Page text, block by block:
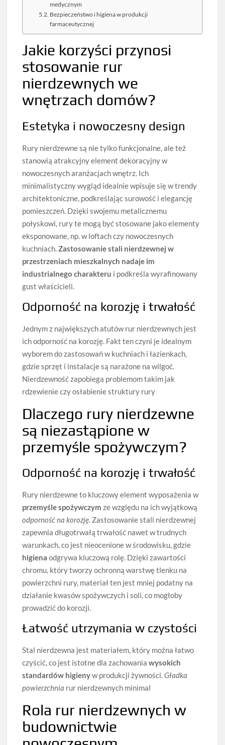
medycznym
Bezpieczeństwo i higiena w produkcji
farmaceutycznej
Jakie korzyści przynosi
stosowanie rur
nierdzewnych we
wnętrzach domów?
Estetyka i nowoczesny design
Rury nierdzewne są nie tylko funkcjonalne, ale też
stanowią atrakcyjny element dekoracyjny w
nowoczesnych aranżacjach wnętrz. Ich
minimalistyczny wygląd idealnie wpisuje się w trendy
architektoniczne, podkreślając surowość i elegancję
pomieszczeń. Dzięki swojemu metalicznemu
połyskowi, rury te mogą być stosowane jako elementy
eksponowane, np. w loftach czy nowoczesnych
kuchniach.Zastosowanie stali nierdzewnej w
przestrzeniach mieszkalnych nadaje im
industrialnego charakteru i podkreśla wyrafinowany
gust właścicieli.
Odporność na korozję i trwałość
Jednym z największych atutów rur nierdzewnych jest
ich odporność na korozję. Fakt ten czyni je idealnym
wyborem do zastosowań w kuchniach i łazienkach,
gdzie sprzęt i instalacje są narażone na wilgoć.
Nierdzewność zapobiega problemom takim jak
rdzewienie czy osłabienie struktury rury
Dlaczego rury nierdzewne
są niezastąpione w
przemyśle spożywczym?
Odporność na korozję i trwałość
Rury nierdzewne to kluczowy element wyposażenia w
przemyśle spożywczym ze względu na ich wyjątkową
odporność na korozję. Zastosowanie stali nierdzewnej
zapewnia długotrwałą trwałość nawet w trudnych
warunkach, co jest nieocenione w środowisku, gdzie
higiena odgrywa kluczową rolę. Dzięki zawartości
chromu, który tworzy ochronną warstwę tlenku na
powierzchni rury, materiał ten jest mniej podatny na
działanie kwasów spożywczych i soli, co mogłoby
prowadzić do korozji.
Łatwość utrzymania w czystości
Stal nierdzewna jest materiałem, który można łatwo
czyścić, co jest istotne dla zachowaniawysokich
standardów higienyw produkcji żywności.Gładka
powierzchnia rur nierdzewnych minimal
Rola rur nierdzewnych w
budownictwie